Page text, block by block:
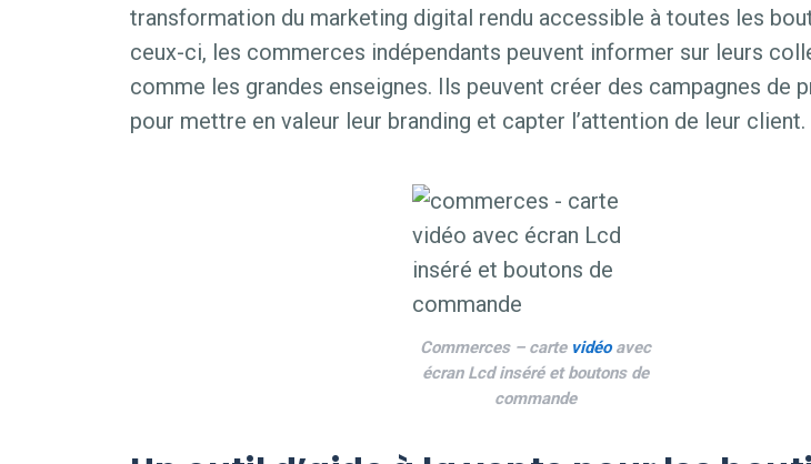
transformation du marketing digital rendu accessible à toutes les
ceux-ci, les commerces indépendants peuvent informer sur leurs
comme les grandes enseignes. Ils peuvent créer des campagnes de
pour mettre en valeur leur branding et capter l’attention de leur client.
Commerces – carte vidéoavec
écran Lcd inséré et boutons de
commande